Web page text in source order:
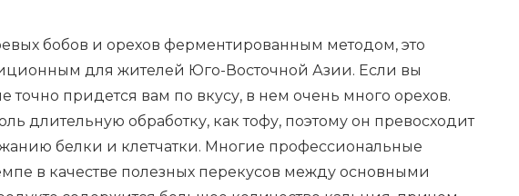
бобов и орехов ферментированным методом, это
для жителей Юго-Восточной Азии. Если вы
точно придется вам по вкусу, в нем очень много орехов.
длительную обработку, как тофу, поэтому он превосходит
белки и клетчатки. Многие профессиональные
в качестве полезных перекусов между основными